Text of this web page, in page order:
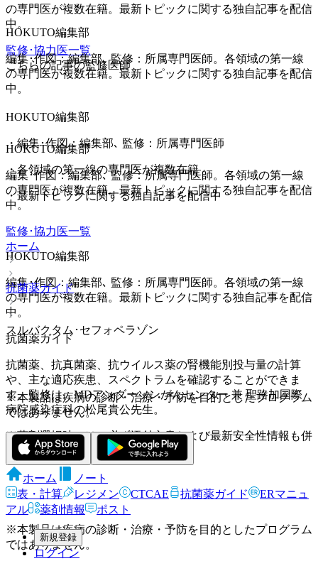
HOKUTO編集部
編集･作図：編集部､ 監修：所属専門医師。各領域の第一線
の専門医が複数在籍。最新トピックに関する独自記事を配信
中。
HOKUTO編集部
編集･作図：編集部､ 監修：所属専門医師。各領域の第一線
の専門医が複数在籍。最新トピックに関する独自記事を配信
中。
監修･協力医一覧
ホーム
抗菌薬ガイド
スルバクタム･セフォペラゾン
※本製品は疾病の診断・治療・予防を目的としたプログラム
ではありません。
ホーム
ノート
表・計算
レジメン CTCAE 抗菌薬ガイド
ERマニュ
アル
薬剤情報 ポスト
新規登録
ログイン
の専門医が複数在籍。最新トピックに関する独自記事を配信
中。
監修･協力医一覧
こちらの記事の監修医師
HOKUTO編集部
・編集･作図：編集部､ 監修：所属専門医師
・各領域の第一線の専門医が複数在籍
・最新トピックに関する独自記事を配信中
HOKUTO編集部
編集･作図：編集部､ 監修：所属専門医師。各領域の第一線
の専門医が複数在籍。最新トピックに関する独自記事を配信
中。
抗菌薬ガイド
抗菌薬、抗真菌薬、抗ウイルス薬の腎機能別投与量の計算
や、主な適応疾患、スペクトラムを確認することができま
す。監修は、MDアンダーソンがんセンター 兼 聖路加国際
病院感染症科の松尾貴公先生。
※薬剤選択時には、必ず添付文書および最新安全性情報も併
せてご確認下さい。
※本製品は疾病の診断・治療・予防を目的としたプログラム
ではありません。